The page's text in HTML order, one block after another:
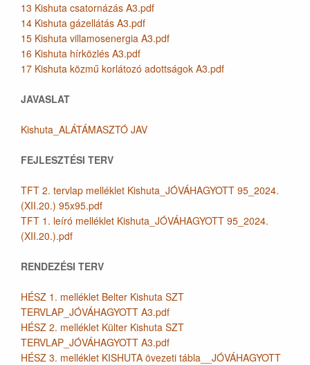
13 Kishuta csatornázás A3.pdf
14 Kishuta gázellátás A3.pdf
15 Kishuta villamosenergia A3.pdf
16 Kishuta hírközlés A3.pdf
17 Kishuta közmű korlátozó adottságok A3.pdf
JAVASLAT
Kishuta_ALÁTÁMASZTÓ JAV
FEJLESZTÉSI TERV
TFT 2. tervlap melléklet Kishuta_JÓVÁHAGYOTT 95_2024.
(XII.20.) 95x95.pdf
TFT 1. leíró melléklet Kishuta_JÓVÁHAGYOTT 95_2024.
(XII.20.).pdf
RENDEZÉSI TERV
HÉSZ 1. melléklet Belter Kishuta SZT
TERVLAP_JÓVÁHAGYOTT A3.pdf
HÉSZ 2. melléklet Külter Kishuta SZT
TERVLAP_JÓVÁHAGYOTT A3.pdf
HÉSZ 3. melléklet KISHUTA övezeti tábla__JÓVÁHAGYOTT